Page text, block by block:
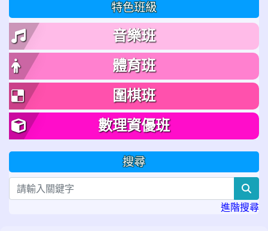
特色班級
音樂班
體育班
圍棋班
數理資優班
搜尋
進階搜尋